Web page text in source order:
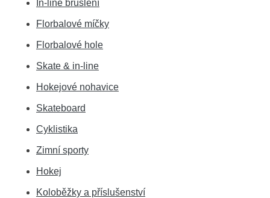
In-line bruslení
Florbalové míčky
Florbalové hole
Skate & in-line
Hokejové nohavice
Skateboard
Cyklistika
Zimní sporty
Hokej
Koloběžky a příslušenství